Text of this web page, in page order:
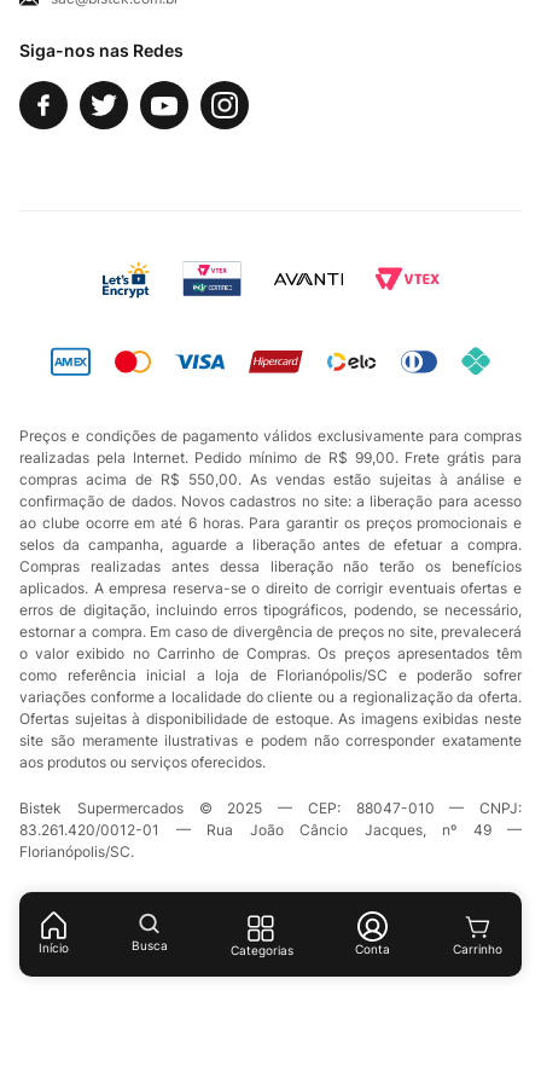
Início Busca Categorias Conta
Siga-nos nas Redes
Fale Conosco
Preços e condições de pagamento válidos exclusivamente para compras
realizadas pela Internet. Pedido mínimo de R$ 99,00. Frete grátis para
compras acima de R$ 550,00. As vendas estão sujeitas à análise e
confirmação de dados. Novos cadastros no site: a liberação para acesso
ao clube ocorre em até 6 horas. Para garantir os preços promocionais e
selos da campanha, aguarde a liberação antes de efetuar a compra.
Compras realizadas antes dessa liberação não terão os benefícios
aplicados. A empresa reserva-se o direito de corrigir eventuais ofertas e
erros de digitação, incluindo erros tipográficos, podendo, se necessário,
estornar a compra. Em caso de divergência de preços no site, prevalecerá
o valor exibido no Carrinho de Compras. Os preços apresentados têm
como referência inicial a loja de Florianópolis/SC e poderão sofrer
variações conforme a localidade do cliente ou a regionalização da oferta.
Ofertas sujeitas à disponibilidade de estoque. As imagens exibidas neste
site são meramente ilustrativas e podem não corresponder exatamente
aos produtos ou serviços oferecidos.
Bistek Supermercados © 2025 — CEP: 88047-010 — CNPJ:
83.261.420/0012-01 — Rua João Câncio Jacques, nº 49 —
Florianópolis/SC.